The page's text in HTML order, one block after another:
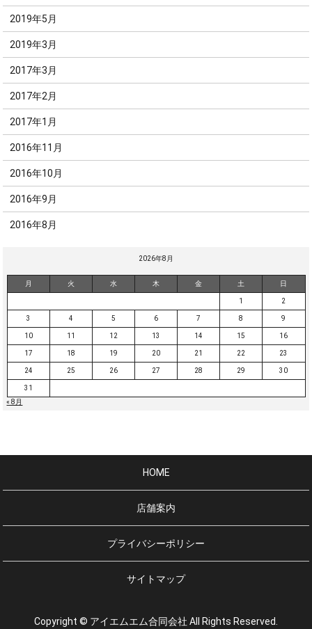
2019年5月
2019年3月
2017年3月
2017年2月
2017年1月
2016年11月
2016年10月
2016年9月
2016年8月
2026年8月
月 火 水 木 金 土 日
1 2
3 4 5 6 7 8 9
10 11 12 13 14 15 16
17 18 19 20 21 22 23
24 25 26 27 28 29 30
31
« 8月
HOME
店舗案内
プライバシーポリシー
サイトマップ
Copyright © アイエムエム合同会社 All Rights Reserved.